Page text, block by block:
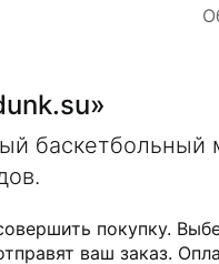
покупку.
ваш заказ.